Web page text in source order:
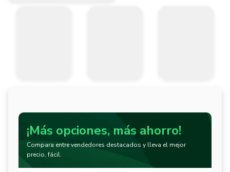
¡Más opciones, más ahorro!
Compara entre vendedores destacados y lleva el mejor
precio, fácil.